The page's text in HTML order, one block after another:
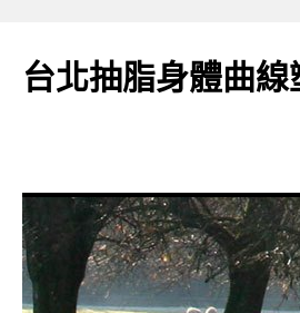
台北抽脂身體曲線